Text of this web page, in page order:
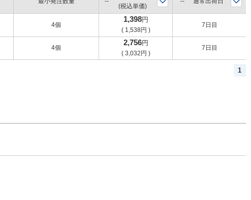
4個
4個
(税込単価)
1,398円
( 1,538円 )
7日目
2,756円
( 3,032円 )
7日目
1